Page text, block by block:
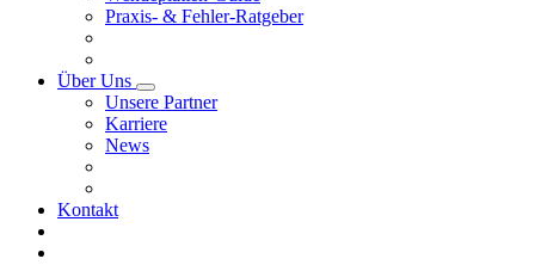
Praxis- & Fehler-Ratgeber
Über Uns
Unsere Partner
Karriere
News
Kontakt